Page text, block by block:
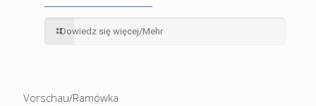
Dowiedz się więcej/Mehr
Vorschau/Ramówka